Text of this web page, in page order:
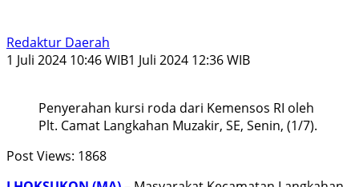
Redaktur Daerah
1 Juli 2024 10:46 WIB1 Juli 2024 12:36 WIB
Penyerahan kursi roda dari Kemensos RI oleh
Plt. Camat Langkahan Muzakir, SE, Senin, (1/7).
Post Views: 1868